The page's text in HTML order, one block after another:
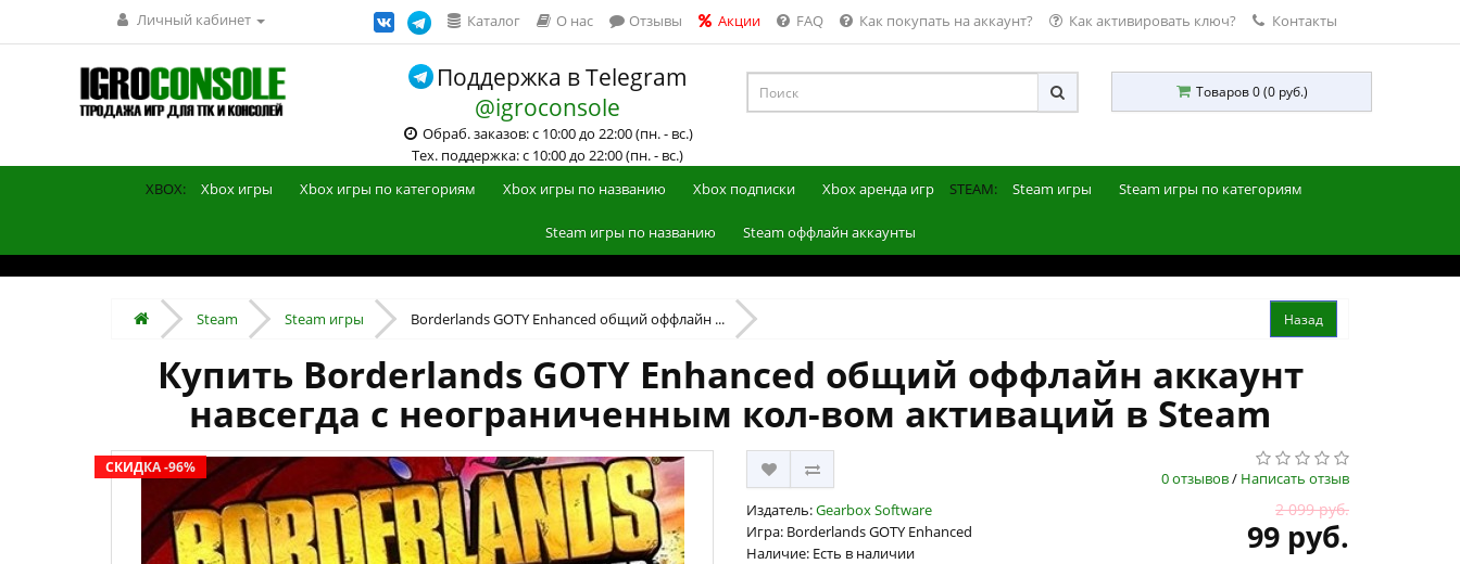
Личный кабинет Каталог О нас Отзывы Акции FAQ Как покупать на аккаунт? Как активировать ключ? Контакты
Поддержка в Telegram
@igroconsole
Обраб. заказов: с 10:00 до 22:00 (пн. - вс.)
Тех. поддержка: с 10:00 до 22:00 (пн. - вс.)
Товаров 0 (0 руб.)
XBOX: Xbox игры Xbox игры по категориям Xbox игры по названию Xbox подписки Xbox аренда игр STEAM: Steam игры Steam игры по категориям
Steam игры по названию Steam оффлайн аккаунты
Steam Steam игры Borderlands GOTY Enhanced общий оффлайн ...
Купить Borderlands GOTY Enhanced общий оффлайн аккаунт
навсегда с неограниченным кол-вом активаций в Steam
СКИДКА -96%
0 отзывов/ Написать отзыв
Издатель:Gearbox Software
Игра: Borderlands GOTY Enhanced
Наличие: Есть в наличии
2 099 руб.
99 руб.